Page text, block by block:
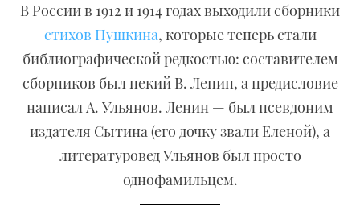
В России в 1912 и 1914 годах выходили сборники
стихов Пушкина, которые теперь стали
библиографической редкостью: составителем
сборников был некий В. Ленин, а предисловие
написал А. Ульянов. Ленин — был псевдоним
издателя Сытина (его дочку звали Еленой), а
литературовед Ульянов был просто
однофамильцем.